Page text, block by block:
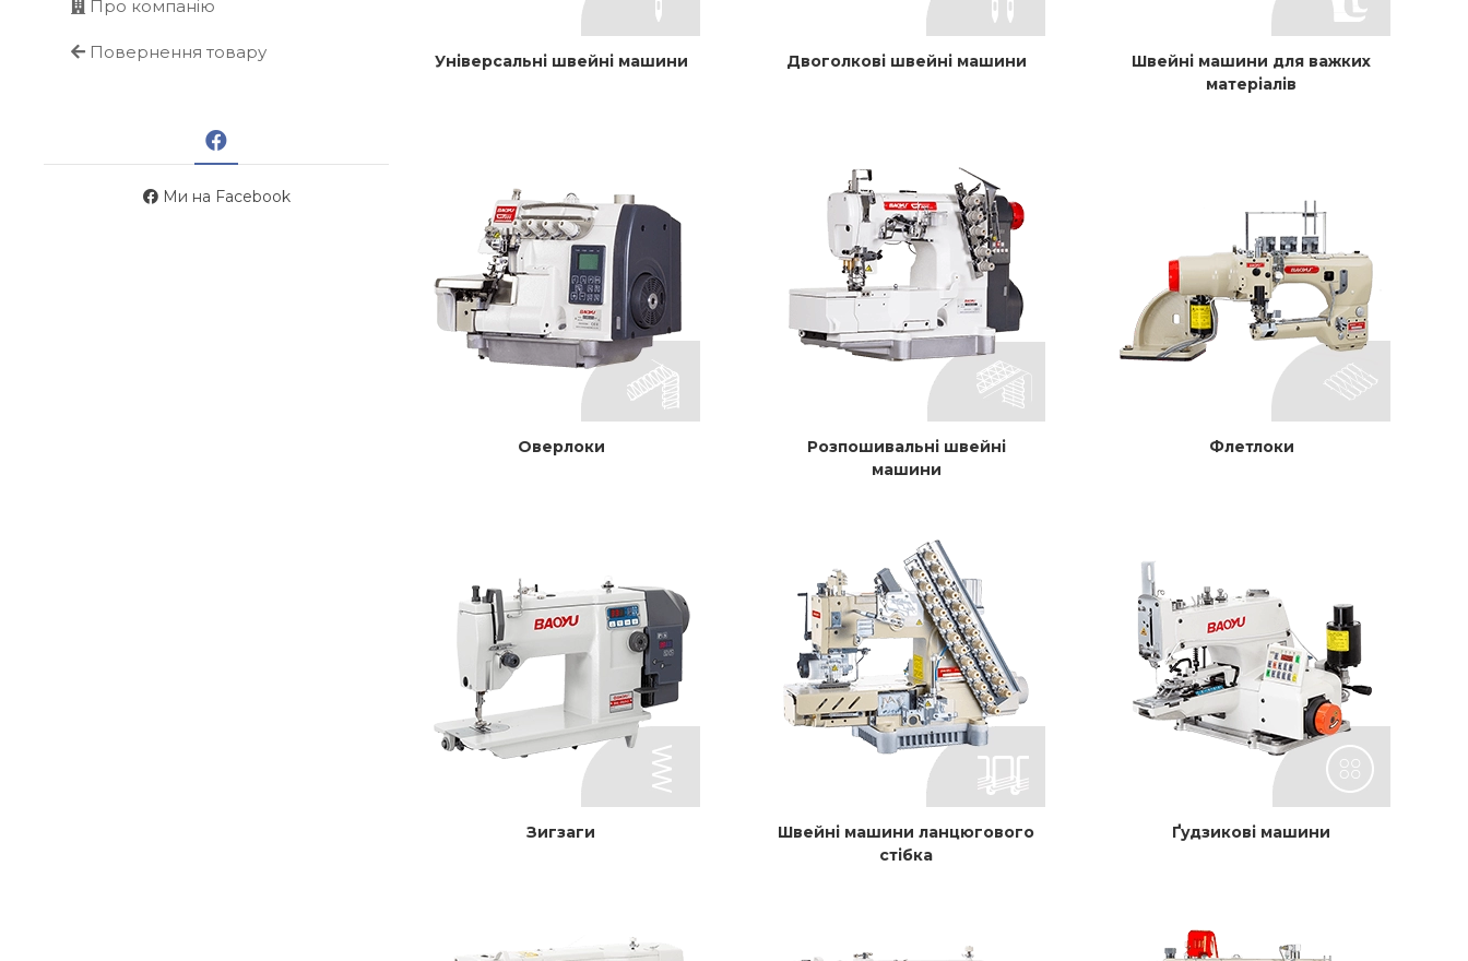
Про компанію
Повернення товару
Ми на Facebook
Універсальні швейні машини Двоголкові швейні машини
Швейні машини для важких
матеріалів
Оверлоки
Розпошивальні швейні
машини
Флетлоки
Зигзаги
Швейні машини ланцюгового
стібка
Ґудзикові машини